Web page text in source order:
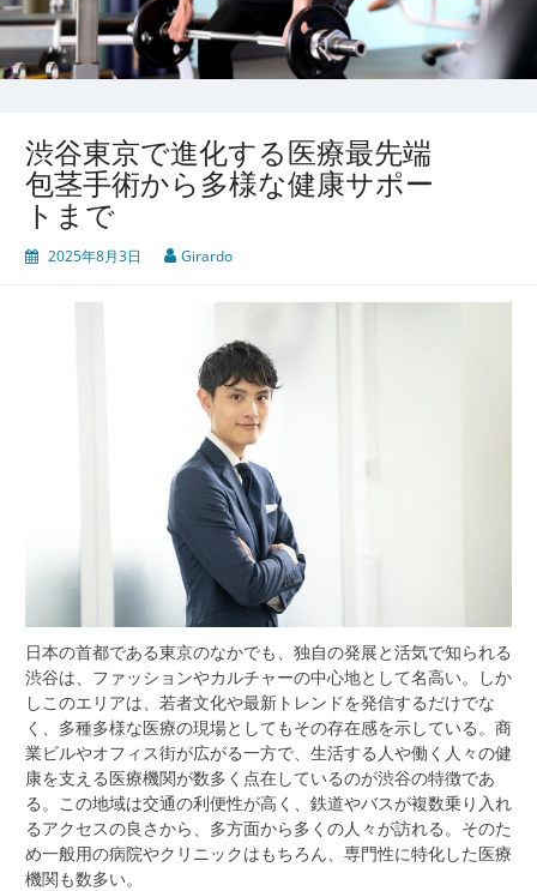
渋谷東京で進化する医療最先端
包茎手術から多様な健康サポー
トまで
2025年8月3日 Girardo
日本の首都である東京のなかでも、独自の発展と活気で知られる
渋谷は、ファッションやカルチャーの中心地として名高い。
しか
しこのエリアは、若者文化や最新トレンドを発信するだけでな
く、多種多様な医療の現場としてもその存在感を示している。商
業ビルやオフィス街が広がる一方で、生活する人や働く人々の健
康を支える医療機関が数多く点在しているのが渋谷の特徴であ
る。この地域は交通の利便性が高く、鉄道やバスが複数乗り入れ
るアクセスの良さから、多方面から多くの人々が訪れる。そのた
め一般用の病院やクリニックはもちろん、専門性に特化した医療
機関も数多い。